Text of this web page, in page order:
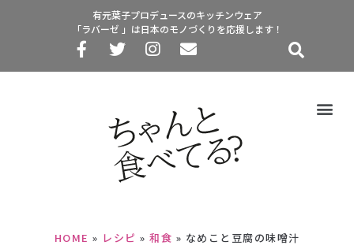
有元葉子プロデュースのキッチンウェア
「ラバーゼ 」は日本のモノづくりを応援します！
HOME » レシピ » 和食 » なめこと豆腐の味噌汁